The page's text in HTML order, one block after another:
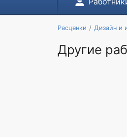
Расценки Дизайн и
Другие